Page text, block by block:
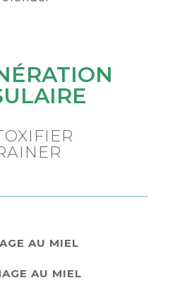
AU MIEL
AU MIEL